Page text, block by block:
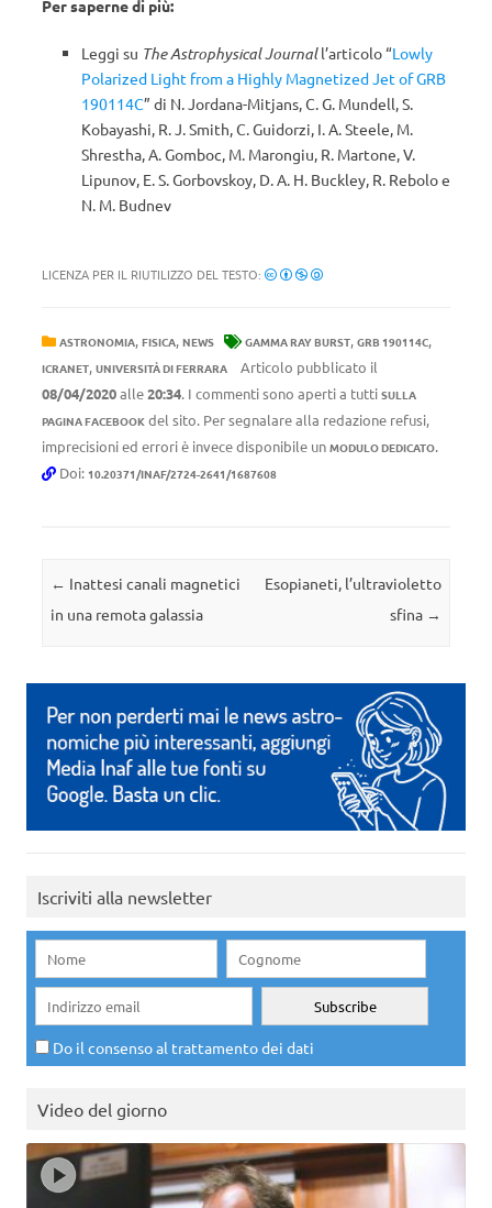
Per saperne di più:
Leggi su The Astrophysical Journall’articolo “Lowly
Polarized Light from a Highly Magnetized Jet of GRB
190114C” di N. Jordana-Mitjans, C. G. Mundell, S.
Kobayashi, R. J. Smith, C. Guidorzi, I. A. Steele, M.
Shrestha, A. Gomboc, M. Marongiu, R. Martone, V.
Lipunov, E. S. Gorbovskoy, D. A. H. Buckley, R. Rebolo e
N. M. Budnev
LICENZA PER IL RIUTILIZZO DEL TESTO:
ASTRONOMIA, FISICA, NEWS GAMMA RAY BURST, GRB 190114C,
ICRANET, UNIVERSITÀ DI FERRARA
Articolo pubblicato il
08/04/2020alle20:34. I commenti sono aperti a tutti SULLA
PAGINA FACEBOOK del sito. Per segnalare alla redazione refusi,
imprecisioni ed errori è invece disponibile un MODULO DEDICATO.
Doi: 10.20371/INAF/2724-2641/1687608
Navigazione articolo
← Inattesi canali magnetici
in una remota galassia
Esopianeti, l’ultravioletto
sfina →
Iscriviti alla newsletter
Do il consenso al trattamento dei dati
Video del giorno